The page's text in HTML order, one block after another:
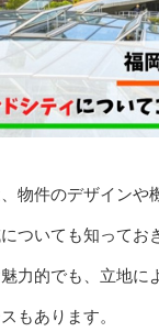
物件のデザインや
ついても知ってお
力的でも、立地に
もあります。